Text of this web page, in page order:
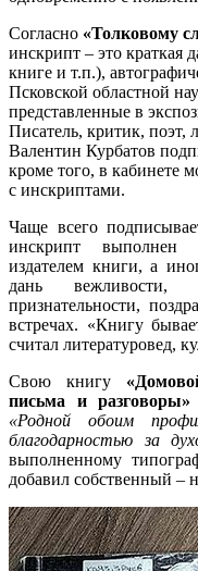
Согласно «Толковому
инскрипт – это краткая
книге и т.п.),
Псковской областной
представленные в
Писатель, критик, поэт,
Валентин Курбатов
кроме того, в кабинете
с инскриптами.
Чаще всего
инскрипт выполнен
издателем книги, а
дань вежливости,
признательности,
встречах. «Книгу
считал литературовед,
Свою книгу
письма и разговоры»
«Родной обоим
благодарностью за
выполненному
добавил собственный –